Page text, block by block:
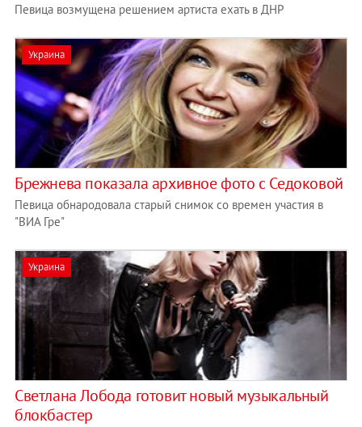
Певица возмущена решением артиста ехать в ДНР
Украина
Брежнева показала архивное фото с Седоковой
Певица обнародовала старый снимок со времен участия в
"ВИА Гре"
Украина
Светлана Лобода готовит новый музыкальный
блокбастер